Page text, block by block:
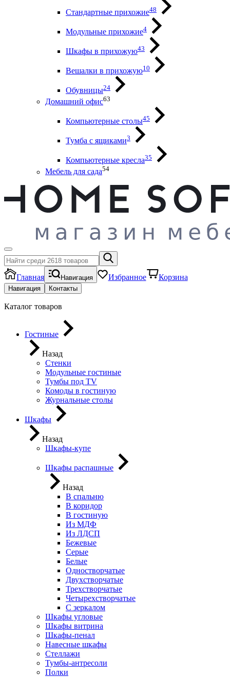
Стандартные прихожие48
Модульные прихожие4
Шкафы в прихожую43
Вешалки в прихожую10
Обувницы24
Домашний офис63
Компьютерные столы45
Тумба с ящиками3
Компьютерные кресла35
Мебель для сада54
Главная Навигация Избранное Корзина
Навигация Контакты
Каталог товаров
Гостиные
Назад
Стенки
Модульные гостиные
Тумбы под ТV
Комоды в гостиную
Журнальные столы
Шкафы
Назад
Шкафы-купе
Шкафы распашные
Назад
В спальню
В коридор
В гостиную
Из МДФ
Из ЛДСП
Бежевые
Серые
Белые
Одностворчатые
Двухстворчатые
Трехстворчатые
Четырехстворчатые
С зеркалом
Шкафы угловые
Шкафы витрина
Шкафы-пенал
Навесные шкафы
Стеллажи
Тумбы-антресоли
Полки